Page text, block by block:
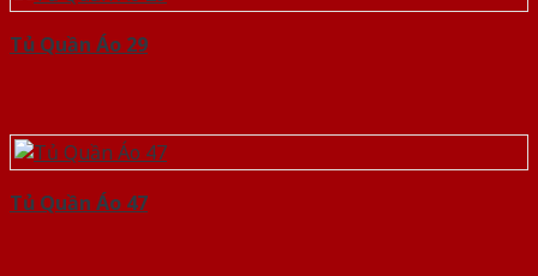
Tủ Quần Áo 29
Tủ Quần Áo 47